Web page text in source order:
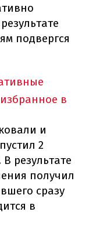
подвергся
в
и
2
результате
получил
сразу
в